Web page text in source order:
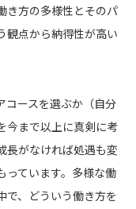
き方の多様性とそのパ
観点から納得性が高い
コースを選ぶか（自分
今まで以上に真剣に考
長がなければ処遇も変
っています。多様な働
で、どういう働き方を